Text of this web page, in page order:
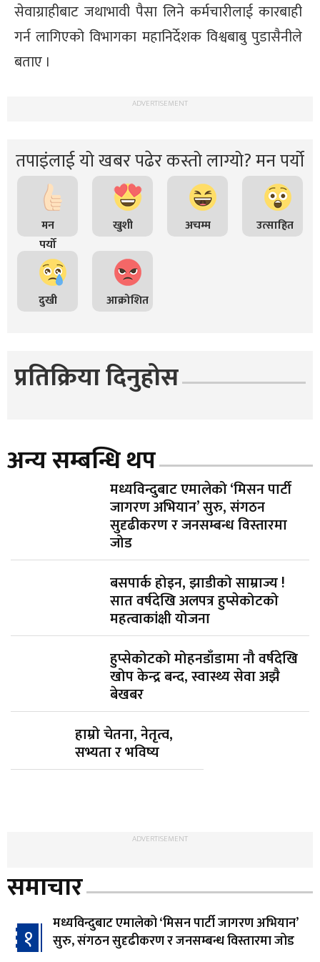
सेवाग्राहीबाट जथाभावी पैसा लिने कर्मचारीलाई कारबाही
गर्न लागिएको विभागका महानिर्देशक विश्वबाबु पुडासैनीले
बताए ।
ADVERTISEMENT
तपाइंलाई यो खबर पढेर कस्तो लाग्यो? मन पर्यो
मन
पर्यो
खुशी अचम्म उत्साहित
दुखी आक्रोशित
प्रतिक्रिया दिनुहोस
अन्य सम्बन्धि थप
मध्यविन्दुबाट एमालेको ‘मिसन पार्टी
जागरण अभियान’ सुरु, संगठन
सुदृढीकरण र जनसम्बन्ध विस्तारमा
जोड
बसपार्क होइन, झाडीको साम्राज्य !
सात वर्षदेखि अलपत्र हुप्सेकोटको
महत्वाकांक्षी योजना
हुप्सेकोटको मोहनडाँडामा नौ वर्षदेखि
खोप केन्द्र बन्द, स्वास्थ्य सेवा अझै
बेखबर
हाम्रो चेतना, नेतृत्व,
सभ्यता र भविष्य
ADVERTISEMENT
समाचार
१
मध्यविन्दुबाट एमालेको ‘मिसन पार्टी जागरण अभियान’
सुरु, संगठन सुदृढीकरण र जनसम्बन्ध विस्तारमा जोड